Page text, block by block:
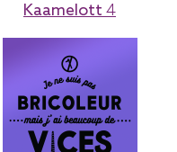
Kaamelott 4